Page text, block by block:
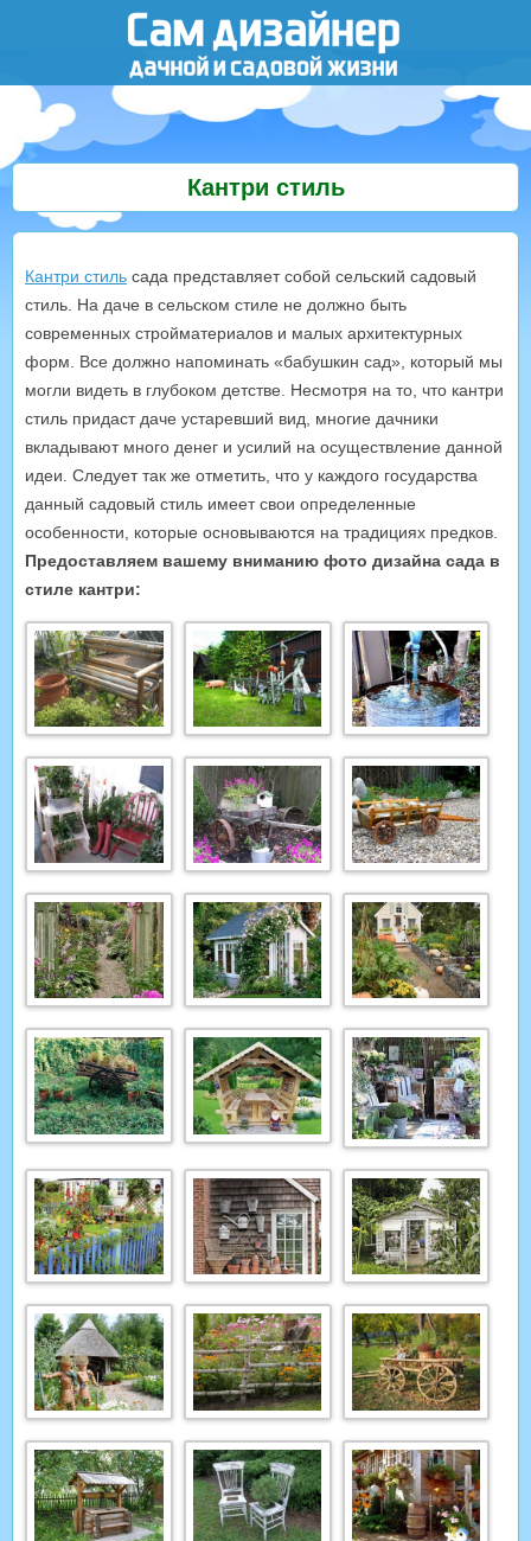
Кантри стиль
Кантри стиль сада представляет собой сельский садовый
стиль. На даче в сельском стиле не должно быть
современных стройматериалов и малых архитектурных
форм. Все должно напоминать «бабушкин сад», который мы
могли видеть в глубоком детстве. Несмотря на то, что кантри
стиль придаст даче устаревший вид, многие дачники
вкладывают много денег и усилий на осуществление данной
идеи. Следует так же отметить, что у каждого государства
данный садовый стиль имеет свои определенные
особенности, которые основываются на традициях предков.
Предоставляем вашему вниманию фото дизайна сада в
стиле кантри: